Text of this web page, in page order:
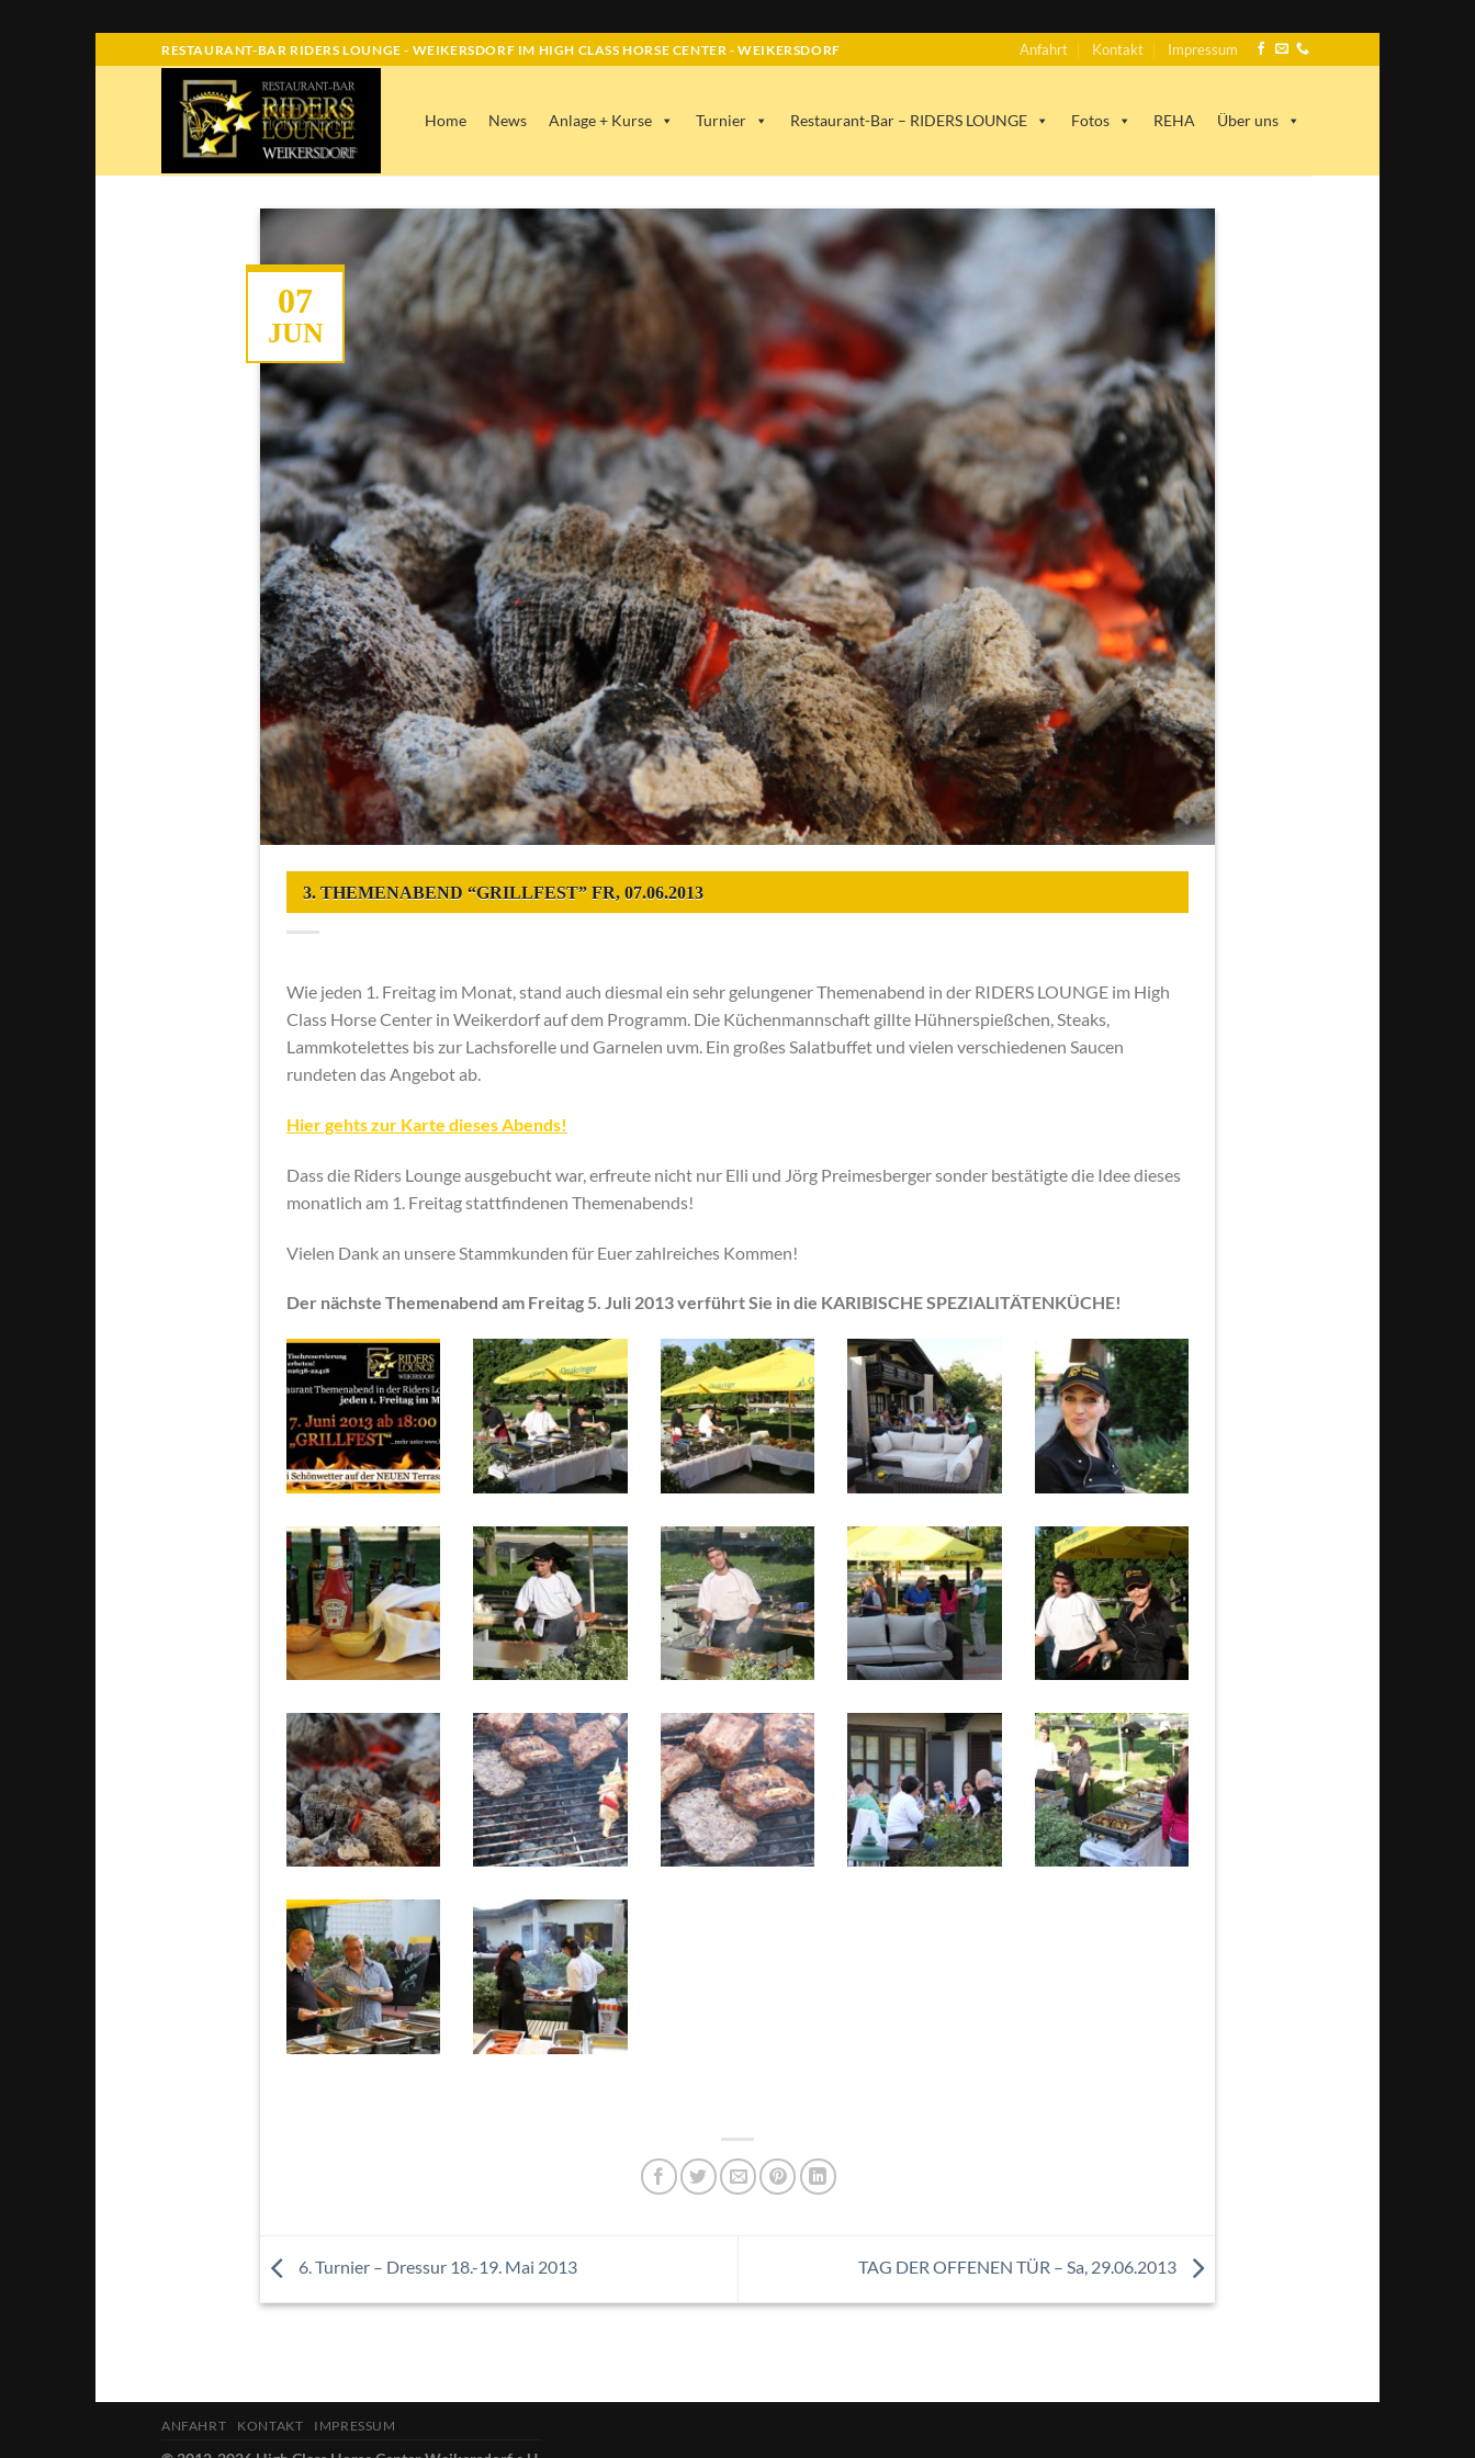
to
RESTAURANT-BAR RIDERS LOUNGE - WEIKERSDORF IM HIGH CLASS HORSE CENTER - WEIKERSDORF Anfahrt Kontakt Impressum
Home News Anlage + Kurse Turnier Restaurant-Bar – RIDERS LOUNGE Fotos REHA Über uns
07
JUN
3. THEMENABEND “GRILLFEST” FR, 07.06.2013
Wie jeden 1. Freitag im Monat, stand auch diesmal ein sehr gelungener Themenabend in der RIDERS LOUNGE im High
Class Horse Center in Weikerdorf auf dem Programm. Die Küchenmannschaft gillte Hühnerspießchen, Steaks,
Lammkotelettes bis zur Lachsforelle und Garnelen uvm. Ein großes Salatbuffet und vielen verschiedenen Saucen
rundeten das Angebot ab.
Hier gehts zur Karte dieses Abends!
Dass die Riders Lounge ausgebucht war, erfreute nicht nur Elli und Jörg Preimesberger sonder bestätigte die Idee dieses
monatlich am 1. Freitag stattfindenen Themenabends!
Vielen Dank an unsere Stammkunden für Euer zahlreiches Kommen!
Der nächste Themenabend am Freitag 5. Juli 2013 verführt Sie in die KARIBISCHE SPEZIALITÄTENKÜCHE!
6. Turnier – Dressur 18.-19. Mai 2013 TAG DER OFFENEN TÜR – Sa, 29.06.2013
ANFAHRT KONTAKT IMPRESSUM